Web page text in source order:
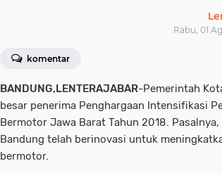
Rabu, 01
komentar
BANDUNG,LENTERAJABAR-Pemerintah
besar penerima Penghargaan Intensifikasi
Bermotor Jawa Barat Tahun 2018.
Bandung telah berinovasi untuk
bermotor.